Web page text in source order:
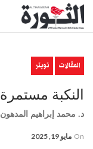
المقالات تويتر
النكبة مستمرة
د. محمد إبراهيم المدهون
On مايو 19, 2025